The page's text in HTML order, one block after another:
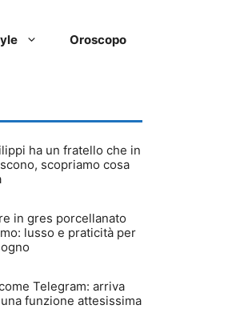
Oroscopo
ha un fratello che in
scopriamo cosa
in gres porcellanato
lusso e praticità per
Telegram: arriva
funzione attesissima